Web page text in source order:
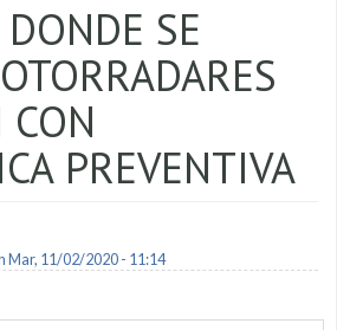
SE
CON
PREVENTIVA
Mar, 11/02/2020 - 11:14